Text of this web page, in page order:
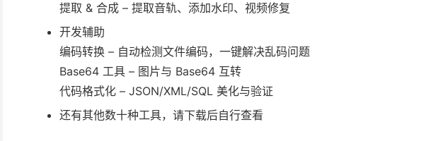
提取 & 合成 – 提取音轨、添加水印、视频修复
开发辅助
编码转换 – 自动检测文件编码，一键解决乱码问题
Base64 工具 – 图片与 Base64 互转
代码格式化 – JSON/XML/SQL 美化与验证
还有其他数十种工具，请下载后自行查看